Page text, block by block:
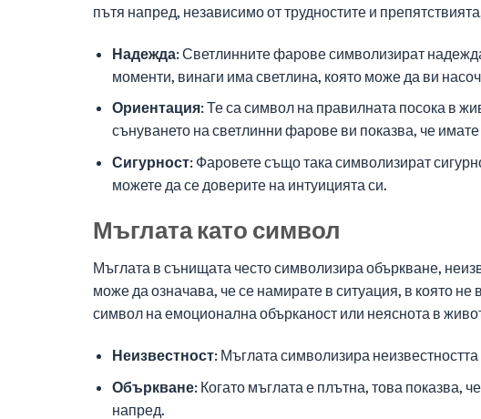
пътя напред, независимо от трудностите и
Надежда:Светлинните фарове символизират
моменти, винаги има светлина, която може да ви
Ориентация:Те са символ на правилната посока в
сънуването на светлинни фарове ви показва, че
Сигурност:Фаровете също така символизират
можете да се доверите на интуицията си.
Мъглата като символ
Мъглата в сънищата често символизира объркване,
може да означава, че се намирате в ситуация, в която
символ на емоционална обърканост или неяснота в
Неизвестност:Мъглата символизира
Объркване:Когато мъглата е плътна, това показва,
напред.